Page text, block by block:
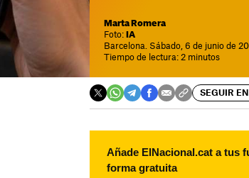
Marta Romera
Foto: IA
Barcelona. Sábado, 6 de junio de
Tiempo de lectura: 2 minutos
SEGUIR EN
Añade ElNacional.cat a tus
forma gratuita